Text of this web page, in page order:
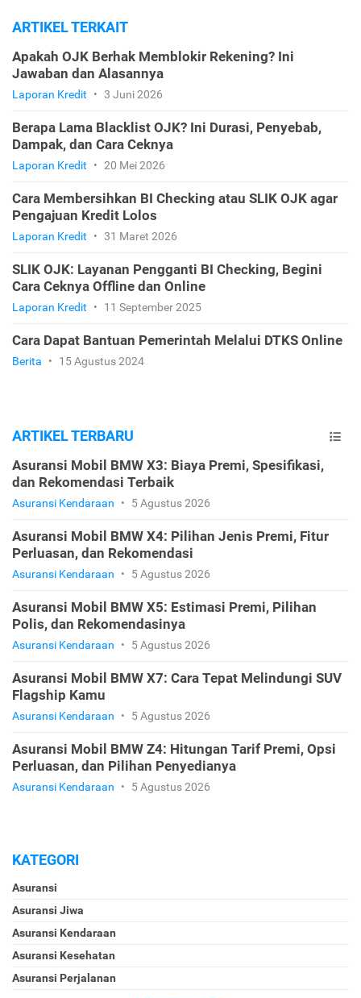
ARTIKEL TERKAIT
Apakah OJK Berhak Memblokir Rekening? Ini
Jawaban dan Alasannya
Laporan Kredit • 3 Juni 2026
Berapa Lama Blacklist OJK? Ini Durasi, Penyebab,
Dampak, dan Cara Ceknya
Laporan Kredit • 20 Mei 2026
Cara Membersihkan BI Checking atau SLIK OJK agar
Pengajuan Kredit Lolos
Laporan Kredit • 31 Maret 2026
SLIK OJK: Layanan Pengganti BI Checking, Begini
Cara Ceknya Offline dan Online
Laporan Kredit • 11 September 2025
Cara Dapat Bantuan Pemerintah Melalui DTKS Online
Berita • 15 Agustus 2024
ARTIKEL TERBARU
Asuransi Mobil BMW X3: Biaya Premi, Spesifikasi,
dan Rekomendasi Terbaik
Asuransi Kendaraan • 5 Agustus 2026
Asuransi Mobil BMW X4: Pilihan Jenis Premi, Fitur
Perluasan, dan Rekomendasi
Asuransi Kendaraan • 5 Agustus 2026
Asuransi Mobil BMW X5: Estimasi Premi, Pilihan
Polis, dan Rekomendasinya
Asuransi Kendaraan • 5 Agustus 2026
Asuransi Mobil BMW X7: Cara Tepat Melindungi SUV
Flagship Kamu
Asuransi Kendaraan • 5 Agustus 2026
Asuransi Mobil BMW Z4: Hitungan Tarif Premi, Opsi
Perluasan, dan Pilihan Penyedianya
Asuransi Kendaraan • 5 Agustus 2026
KATEGORI
Asuransi
Asuransi Jiwa
Asuransi Kendaraan
Asuransi Kesehatan
Asuransi Perjalanan